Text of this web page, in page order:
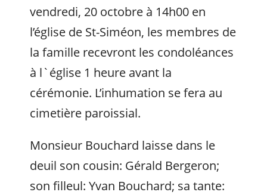
vendredi, 20 octobre à 14h00 en
l’église de St-Siméon, les membres de
la famille recevront les condoléances
à l`église 1 heure avant la
cérémonie. L’inhumation se fera au
cimetière paroissial.
Monsieur Bouchard laisse dans le
deuil son cousin: Gérald Bergeron;
son filleul: Yvan Bouchard; sa tante: